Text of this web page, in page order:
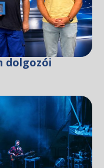
dolgozói